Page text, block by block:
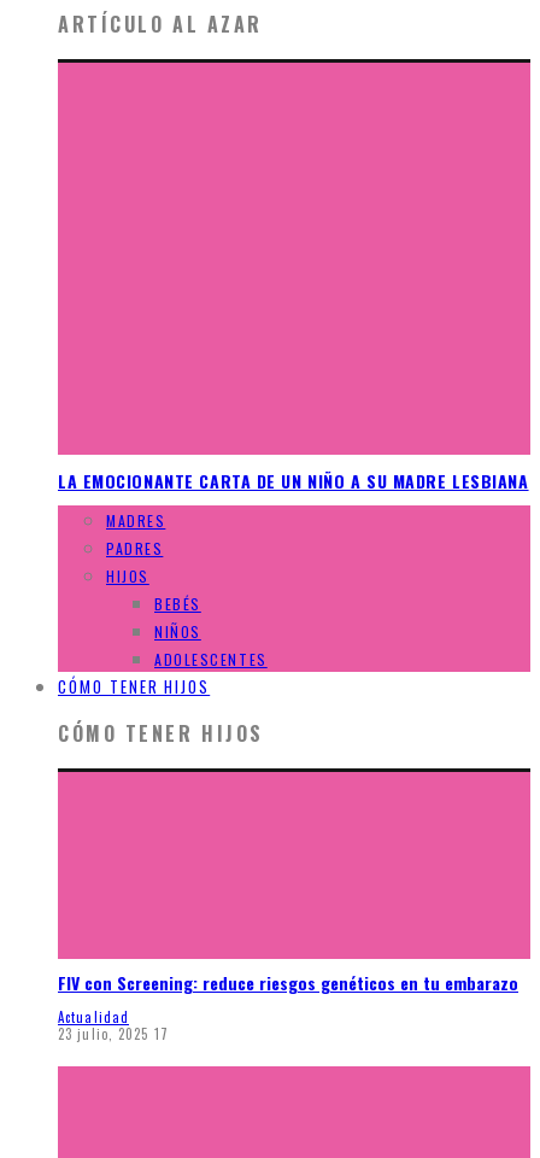
ARTÍCULO AL AZAR
LA EMOCIONANTE CARTA DE UN NIÑO A SU MADRE LESBIANA
MADRES
PADRES
HIJOS
BEBÉS
NIÑOS
ADOLESCENTES
CÓMO TENER HIJOS
CÓMO TENER HIJOS
FIV con Screening: reduce riesgos genéticos en tu embarazo
Actualidad
23 julio, 2025 17